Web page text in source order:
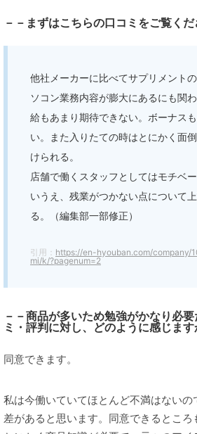
－－まずはこちらの口コミをご覧くだ
他社メーカーに比べてサプリメント
ソコン業務内容が膨大にあるにも関
給もあまり期待できない。ボーナス
い。また入りたての時はとにかく面
けられる。
店舗で働くスタッフとしてはモチベ
いうえ、残業がつかない点について
る。（編集部一部修正）
引用： https://en-hyouban.com/company/
mi/k/?pagenum=2
－－商品が多いため勉強がかなり必
ミ・評判に対し、どのように感じます
同意できます。
私は今働いていてほとんど不満はない
差があると思います。同意できるところ